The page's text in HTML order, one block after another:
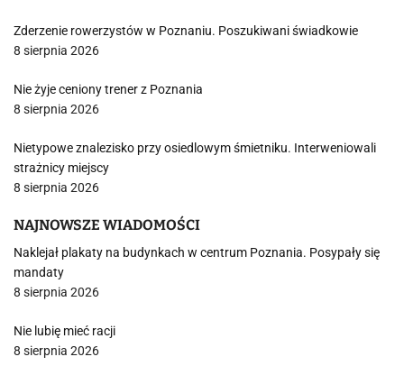
Zderzenie rowerzystów w Poznaniu. Poszukiwani świadkowie
8 sierpnia 2026
Nie żyje ceniony trener z Poznania
8 sierpnia 2026
Nietypowe znalezisko przy osiedlowym śmietniku. Interweniowali
strażnicy miejscy
8 sierpnia 2026
NAJNOWSZE WIADOMOŚCI
Naklejał plakaty na budynkach w centrum Poznania. Posypały się
mandaty
8 sierpnia 2026
Nie lubię mieć racji
8 sierpnia 2026